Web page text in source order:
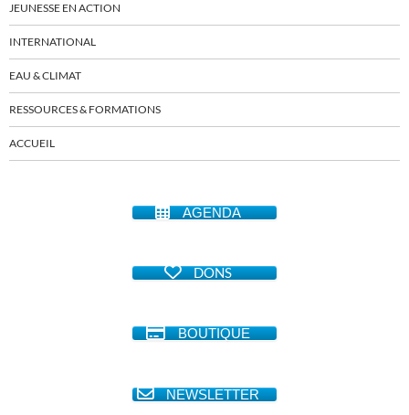
JEUNESSE EN ACTION
INTERNATIONAL
EAU & CLIMAT
RESSOURCES & FORMATIONS
ACCUEIL
AGENDA
DONS
BOUTIQUE
NEWSLETTER